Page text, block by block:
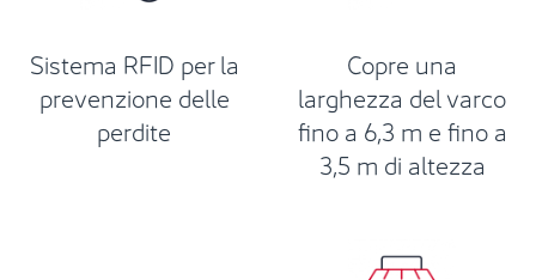
Sistema RFID per la
prevenzione delle
perdite
Copre una
larghezza del varco
fino a 6,3 m e fino a
3,5 m di altezza